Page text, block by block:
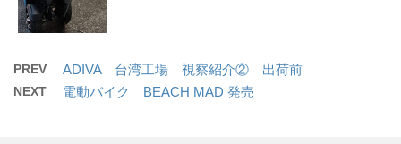
PREV ADIVA 台湾工場 視察紹介② 出荷前
NEXT 電動バイク BEACH MAD 発売